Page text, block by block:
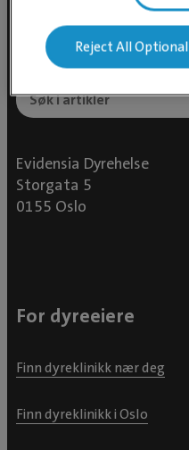
Evidensia Dyrehelse
Storgata 5
0155 Oslo
For dyreeiere
Finn dyreklinikk nær deg
Finn dyreklinikk i Oslo
Reject All Optional